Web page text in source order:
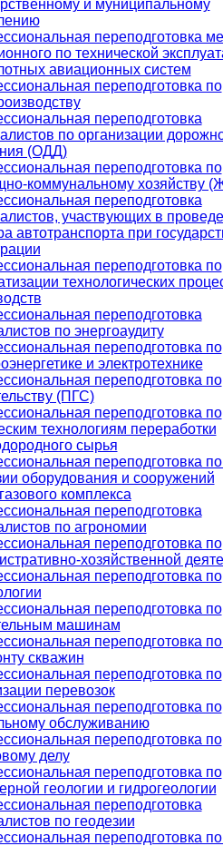
и муниципальному
переподготовка
по технической
авиационных систем
переподготовка по
переподготовка
по организации
(ОДД)
переподготовка по
коммунальному хозяйству
переподготовка
участвующих в
автотранспорта при
переподготовка по
технологических
переподготовка
по энергоаудиту
переподготовка по
и электротехнике
переподготовка по
(ПГС)
переподготовка по
технологиям переработки
сырья
переподготовка
оборудования и сооружений
комплекса
переподготовка
по агрономии
переподготовка по
хозяйственной
переподготовка по
переподготовка по
машинам
переподготовка
скважин
переподготовка по
перевозок
переподготовка по
обслуживанию
переподготовка по
делу
переподготовка по
геологии и гидрогеологии
переподготовка
по геодезии
переподготовка